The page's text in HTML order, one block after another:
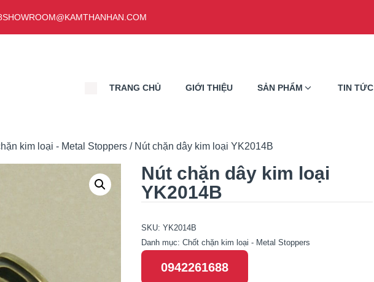
SHOWROOM@KAMTHANHAN.COM
TRANG CHỦ GIỚI THIỆU SẢN PHẨM TIN TỨC
kim loại - Metal Stoppers / Nút chặn dây kim loại YK2014B
Nút chặn dây kim loại
YK2014B
SKU: YK2014B
Danh mục: Chốt chặn kim loại - Metal Stoppers
0942261688